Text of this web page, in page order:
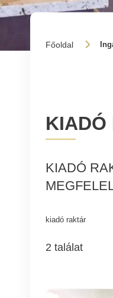
Főoldal
KIADÓ
KIADÓ
kiadó raktár
2 találat